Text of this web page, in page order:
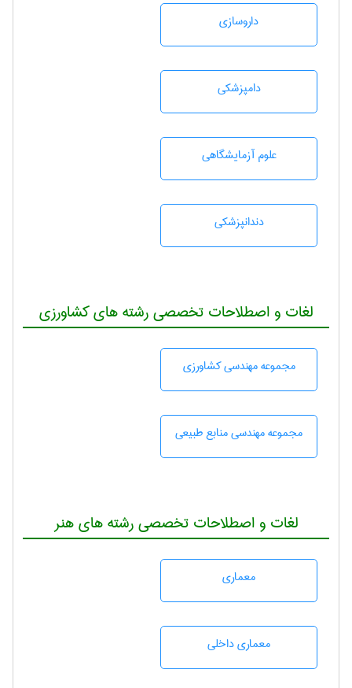
داروسازی
دامپزشكی
علوم آزمايشگاهی
دندانپزشكی
لغات و اصطلاحات تخصصی رشته های کشاورزی
مجموعه مهندسی كشاورزی
مجموعه مهندسی منابع طبيعی
لغات و اصطلاحات تخصصی رشته های هنر
معماری
معماری داخلی